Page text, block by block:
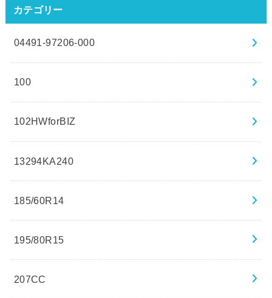
カテゴリー
04491-97206-000
100
102HWforBIZ
13294KA240
185/60R14
195/80R15
207CC